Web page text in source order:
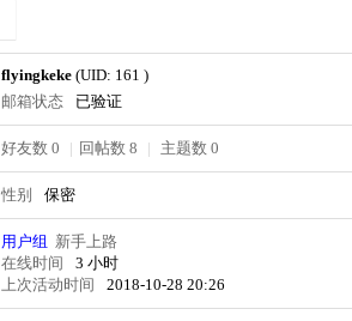
flyingkeke (UID: 161 )
邮箱状态
已验证
好友数 0 | 回帖数 8 | 主题数 0
性别 保密
用户组 新手上路
在线时间
3 小时
上次活动时间
2018-10-28 20:26